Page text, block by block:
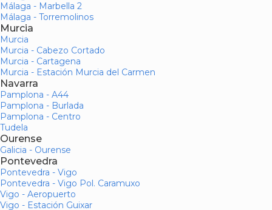
Málaga - Marbella 2
Málaga - Torremolinos
Murcia
Murcia
Murcia - Cabezo Cortado
Murcia - Cartagena
Murcia - Estación Murcia del Carmen
Navarra
Pamplona - A44
Pamplona - Burlada
Pamplona - Centro
Tudela
Ourense
Galicia - Ourense
Pontevedra
Pontevedra - Vigo
Pontevedra - Vigo Pol. Caramuxo
Vigo - Aeropuerto
Vigo - Estación Guixar